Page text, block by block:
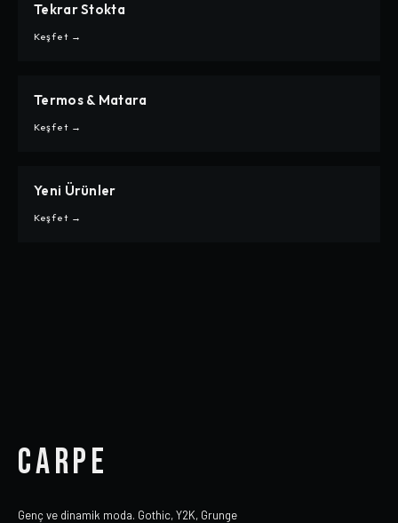
CARPE
TEKRAR STOKTA
Tekrar Stokta
Keşfet →
CARPE
TERMOS & MATARA
Termos & Matara
Keşfet →
CARPE
YENI ÜRÜNLER
Yeni Ürünler
Keşfet →
CARPE
Genç ve dinamik moda. Gothic, Y2K, Grunge